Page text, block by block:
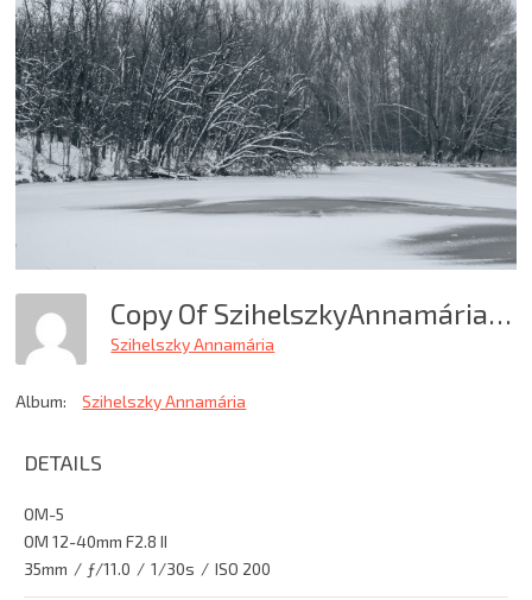
Copy Of SzihelszkyAnnamária Téli Hallgatás
Szihelszky Annamária
Album: Szihelszky Annamária
DETAILS
OM-5
OM 12-40mm F2.8 II
35mm / ƒ/11.0 / 1/30s / ISO 200